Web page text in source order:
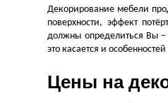
Декорирование мебели
поверхности, эффект
должны определиться Вы –
это касается и
Цены на